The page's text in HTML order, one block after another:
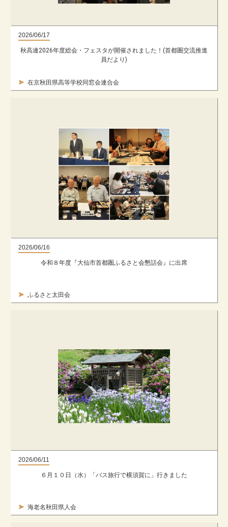
2026/06/17
在京秋田県高等学校同窓会連合会
秋高連2026年度総会・フェスタが開催されました！(首都圏交流推進
員だより)
2026/06/16
ふるさと太田会
令和８年度『大仙市首都圏ふるさと会懇話会』に出席
2026/06/11
海老名秋田県人会
６月１０日（水）「バス旅行で横須賀に」行きました